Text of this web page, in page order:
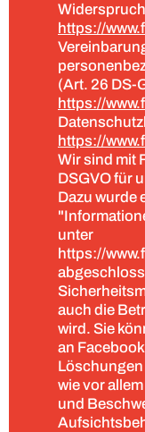
https://
(Art. 26 DS-
https://
https://
Wir sind mit
DSGVO für
Dazu wurde
unter
https://
auch die
wird. Sie
an
wie vor
und